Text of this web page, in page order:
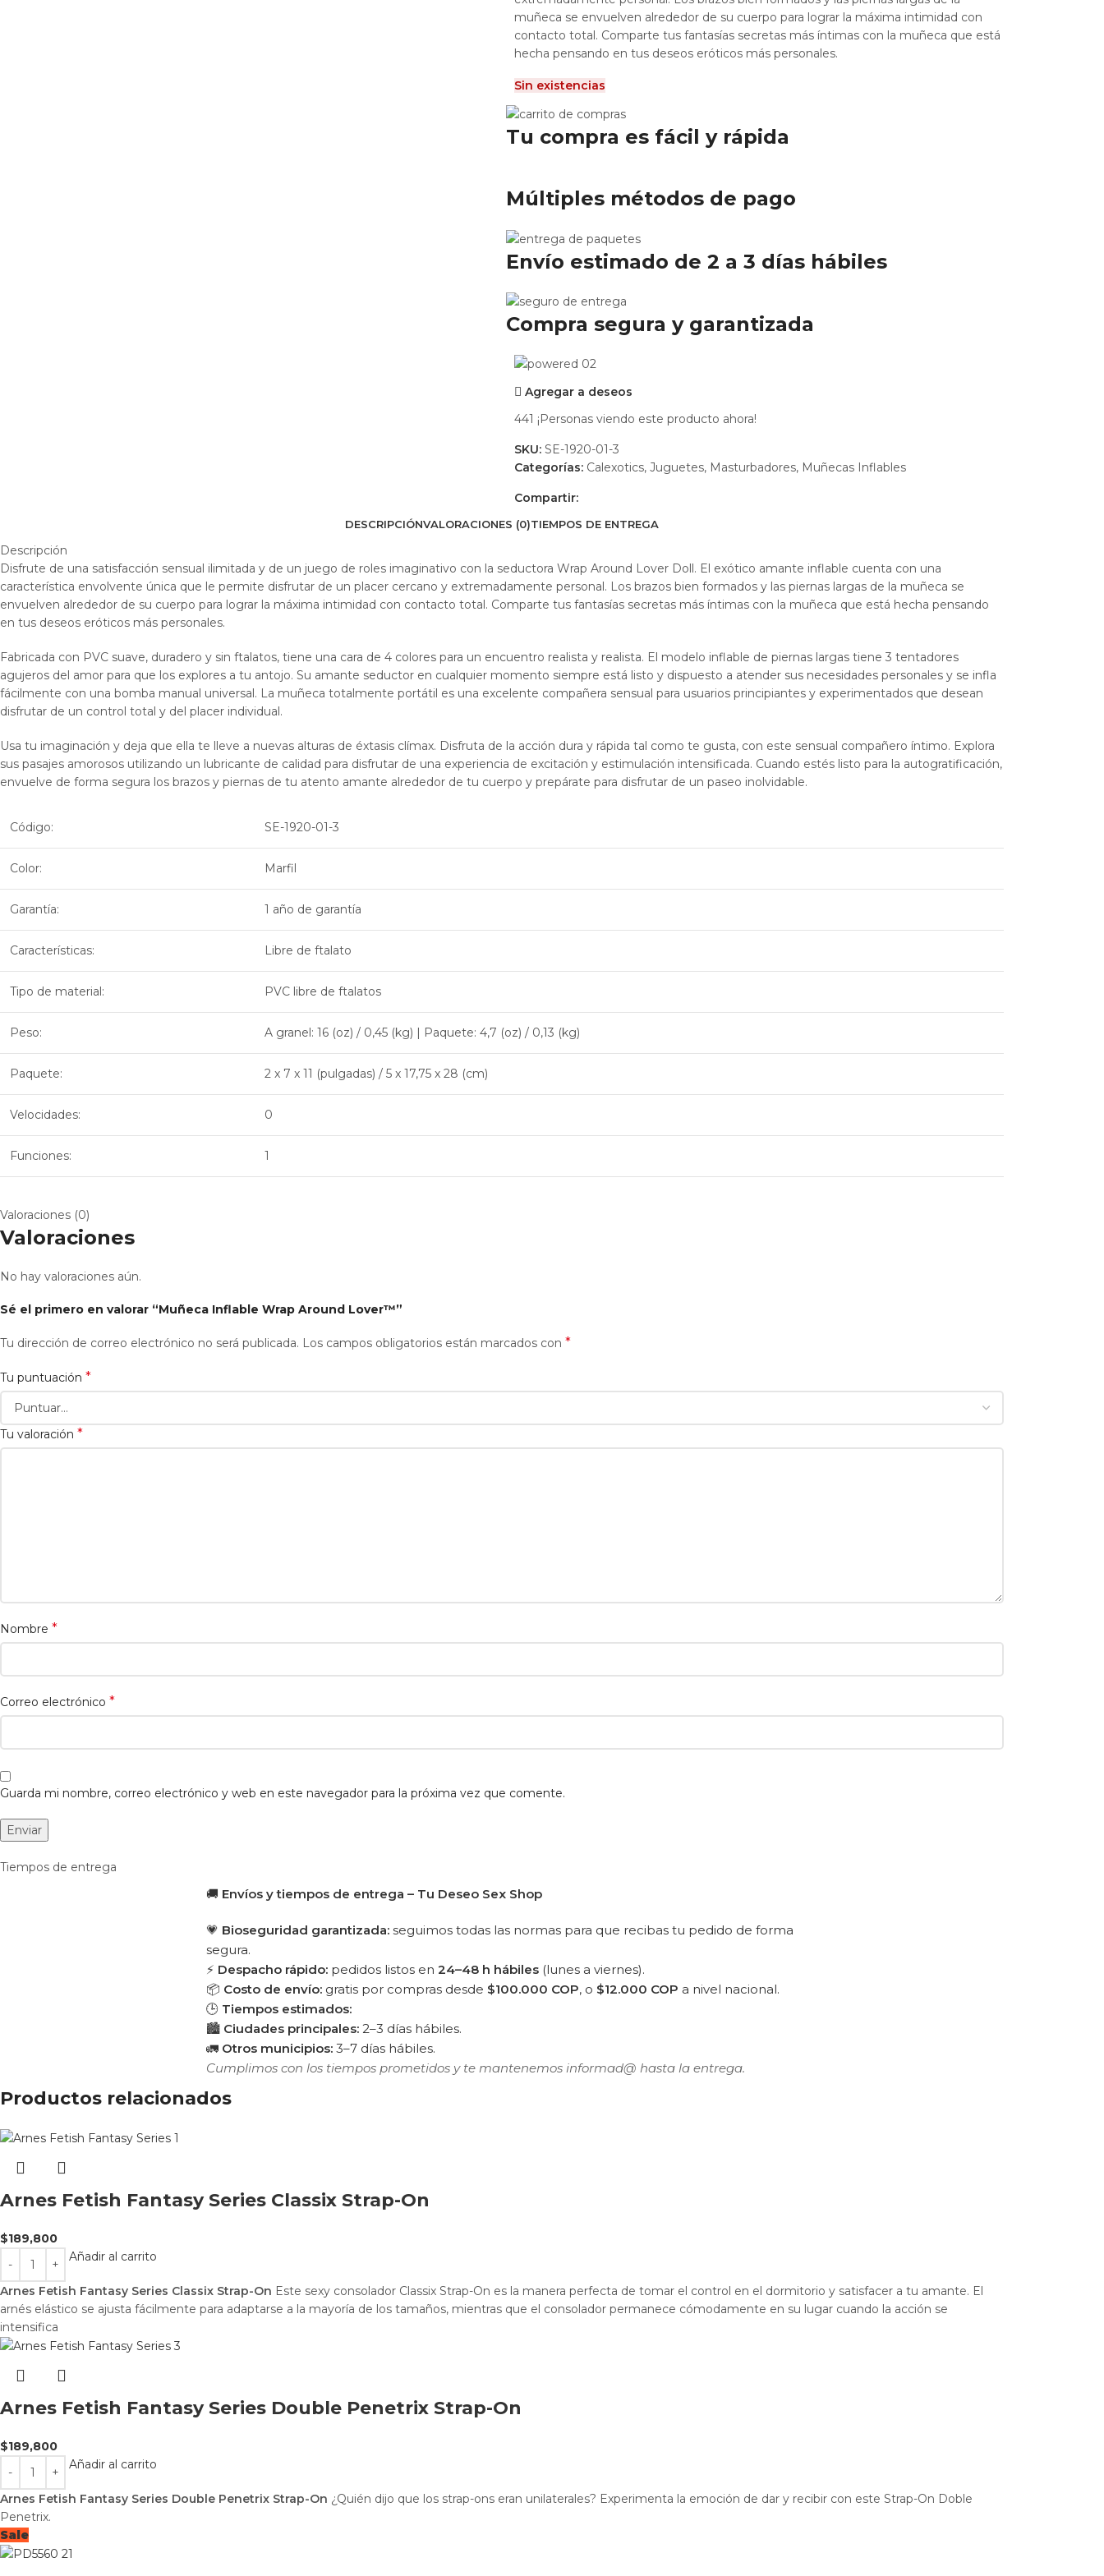
muñeca se envuelven alrededor de su cuerpo para lograr la máxima intimidad con
contacto total. Comparte tus fantasías secretas más íntimas con la muñeca que está
hecha pensando en tus deseos eróticos más personales.
Sin existencias
Tu compra es fácil y rápida
Múltiples métodos de pago
Envío estimado de 2 a 3 días hábiles
Compra segura y garantizada
Agregar a deseos
441 ¡Personas viendo este producto ahora!
SKU: SE-1920-01-3
Categorías: Calexotics, Juguetes, Masturbadores, Muñecas Inflables
Compartir:
DESCRIPCIÓNVALORACIONES (0)TIEMPOS DE ENTREGA
Descripción
Disfrute de una satisfacción sensual ilimitada y de un juego de roles imaginativo con la seductora Wrap Around Lover Doll. El exótico amante inflable cuenta con una
característica envolvente única que le permite disfrutar de un placer cercano y extremadamente personal. Los brazos bien formados y las piernas largas de la muñeca se
envuelven alrededor de su cuerpo para lograr la máxima intimidad con contacto total. Comparte tus fantasías secretas más íntimas con la muñeca que está hecha pensando
en tus deseos eróticos más personales.
Fabricada con PVC suave, duradero y sin ftalatos, tiene una cara de 4 colores para un encuentro realista y realista. El modelo inflable de piernas largas tiene 3 tentadores
agujeros del amor para que los explores a tu antojo. Su amante seductor en cualquier momento siempre está listo y dispuesto a atender sus necesidades personales y se infla
fácilmente con una bomba manual universal. La muñeca totalmente portátil es una excelente compañera sensual para usuarios principiantes y experimentados que desean
disfrutar de un control total y del placer individual.
Usa tu imaginación y deja que ella te lleve a nuevas alturas de éxtasis clímax. Disfruta de la acción dura y rápida tal como te gusta, con este sensual compañero íntimo. Explora
sus pasajes amorosos utilizando un lubricante de calidad para disfrutar de una experiencia de excitación y estimulación intensificada. Cuando estés listo para la autogratificación,
envuelve de forma segura los brazos y piernas de tu atento amante alrededor de tu cuerpo y prepárate para disfrutar de un paseo inolvidable.
Código: SE-1920-01-3
Color: Marfil
Garantía: 1 año de garantía
Características: Libre de ftalato
Tipo de material: PVC libre de ftalatos
Peso: A granel: 16 (oz) / 0,45 (kg) | Paquete: 4,7 (oz) / 0,13 (kg)
Paquete: 2 x 7 x 11 (pulgadas) / 5 x 17,75 x 28 (cm)
Velocidades: 0
Funciones: 1
Valoraciones (0)
Valoraciones
No hay valoraciones aún.
Sé el primero en valorar “Muñeca Inflable Wrap Around Lover™”
Tu dirección de correo electrónico no será publicada. Los campos obligatorios están marcados con *
Tu puntuación *
Tu valoración *
Nombre *
Correo electrónico *
Guarda mi nombre, correo electrónico y web en este navegador para la próxima vez que comente.
Tiempos de entrega
🚚 Envíos y tiempos de entrega – Tu Deseo Sex Shop
💗 Bioseguridad garantizada: seguimos todas las normas para que recibas tu pedido de forma
segura.
⚡ Despacho rápido: pedidos listos en 24–48 h hábiles (lunes a viernes).
📦 Costo de envío: gratis por compras desde $100.000 COP, o $12.000 COP a nivel nacional.
🕒 Tiempos estimados:
🏙️ Ciudades principales: 2–3 días hábiles.
🚛 Otros municipios: 3–7 días hábiles.
Cumplimos con los tiempos prometidos y te mantenemos informad@ hasta la entrega.
Productos relacionados
Arnes Fetish Fantasy Series Classix Strap-On
$189,800
Añadir al carrito
Arnes Fetish Fantasy Series Classix Strap-On Este sexy consolador Classix Strap-On es la manera perfecta de tomar el control en el dormitorio y satisfacer a tu amante. El
arnés elástico se ajusta fácilmente para adaptarse a la mayoría de los tamaños, mientras que el consolador permanece cómodamente en su lugar cuando la acción se
intensifica
Arnes Fetish Fantasy Series Double Penetrix Strap-On
$189,800
Añadir al carrito
Arnes Fetish Fantasy Series Double Penetrix Strap-On ¿Quién dijo que los strap-ons eran unilaterales? Experimenta la emoción de dar y recibir con este Strap-On Doble
Penetrix.
Sale